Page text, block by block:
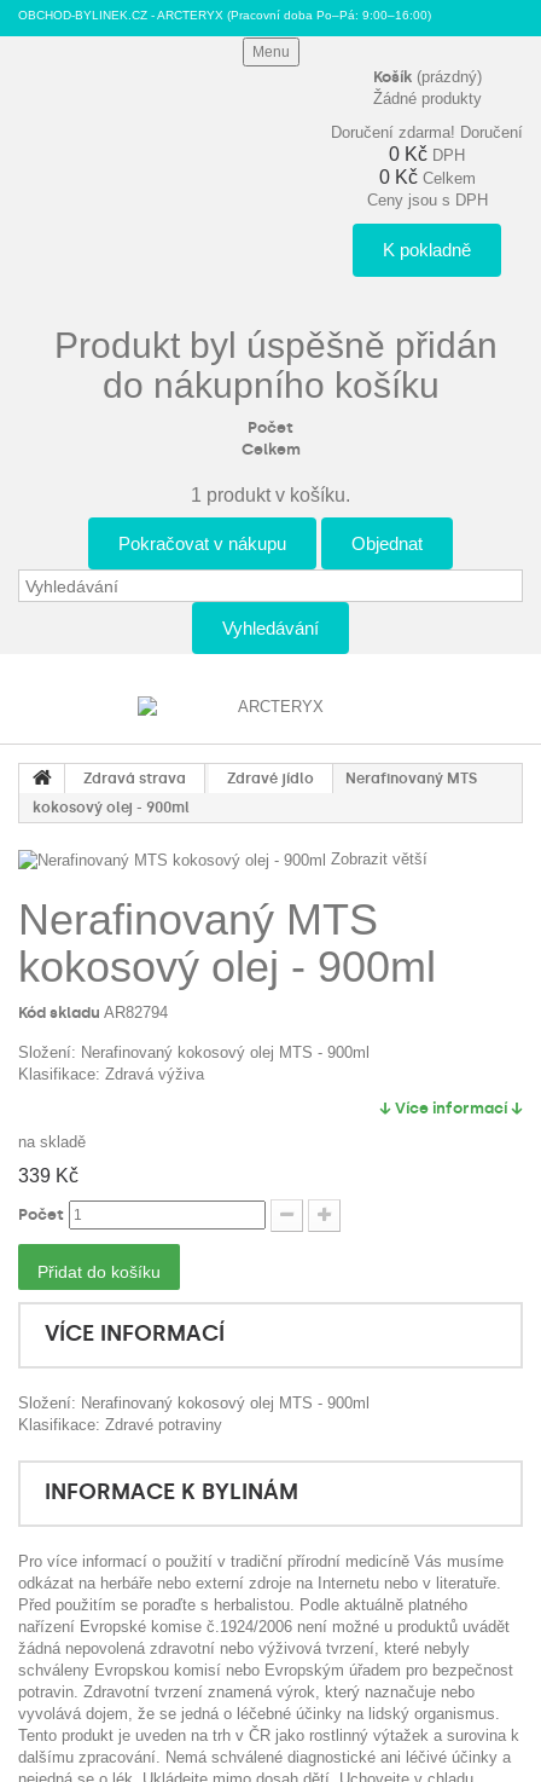
OBCHOD-BYLINEK.CZ - ARCTERYX (Pracovní doba Po–Pá: 9:00–16:00)
Menu
Košík (prázdný)
Žádné produkty
Doručení zdarma! Doručení
0 Kč DPH
0 Kč Celkem
Ceny jsou s DPH
K pokladně
Produkt byl úspěšně přidán
do nákupního košíku
Počet
Celkem
1 produkt v košíku.
Pokračovat v nákupu Objednat
Vyhledávání
Zdravá strava Zdravé jídlo
Nerafinovaný MTS
kokosový olej - 900ml
Zobrazit větší
Nerafinovaný MTS
kokosový olej - 900ml
Kód skladu AR82794
Složení: Nerafinovaný kokosový olej MTS - 900ml
Klasifikace: Zdravá výživa
↓ Více informací ↓
na skladě
339 Kč
Počet
Přidat do košíku
VÍCE INFORMACÍ
Složení: Nerafinovaný kokosový olej MTS - 900ml
Klasifikace: Zdravé potraviny
INFORMACE K BYLINÁM
Pro více informací o použití v tradiční přírodní medicíně Vás musíme
odkázat na herbáře nebo externí zdroje na Internetu nebo v literatuře.
Před použitím se poraďte s herbalistou. Podle aktuálně platného
nařízení Evropské komise č.1924/2006 není možné u produktů uvádět
žádná nepovolená zdravotní nebo výživová tvrzení, které nebyly
schváleny Evropskou komisí nebo Evropským úřadem pro bezpečnost
potravin. Zdravotní tvrzení znamená výrok, který naznačuje nebo
vyvolává dojem, že se jedná o léčebné účinky na lidský organismus.
Tento produkt je uveden na trh v ČR jako rostlinný výtažek a surovina k
dalšímu zpracování. Nemá schválené diagnostické ani léčivé účinky a